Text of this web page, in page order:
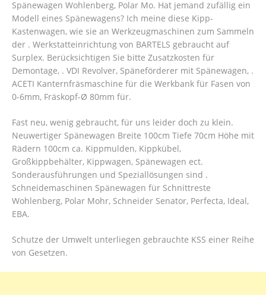
Spänewagen Wohlenberg, Polar Mo. Hat jemand zufällig ein
Modell eines Spänewagens? Ich meine diese Kipp-
Kastenwagen, wie sie an Werkzeugmaschinen zum Sammeln
der . Werkstatteinrichtung von BARTELS gebraucht auf
Surplex. Berücksichtigen Sie bitte Zusatzkosten für
Demontage, . VDI Revolver, Späneförderer mit Spänewagen, .
ACETI Kanternfräsmaschine für die Werkbank für Fasen von
0-6mm, Fräskopf-Ø 80mm für.
Fast neu, wenig gebraucht, für uns leider doch zu klein.
Neuwertiger Spänewagen Breite 100cm Tiefe 70cm Höhe mit
Rädern 100cm ca. Kippmulden, Kippkübel,
Großkippbehälter, Kippwagen, Spänewagen ect.
Sonderausführungen und Speziallösungen sind .
Schneidemaschinen Spänewagen für Schnittreste
Wohlenberg, Polar Mohr, Schneider Senator, Perfecta, Ideal,
EBA.
Schutze der Umwelt unterliegen gebrauchte KSS einer Reihe
von Gesetzen.